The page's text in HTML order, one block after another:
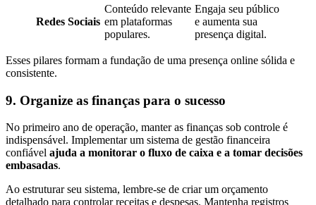
Redes Sociais
Conteúdo relevante
em plataformas
populares.
Engaja seu público
e aumenta sua
presença digital.
Esses pilares formam a fundação de uma presença online sólida e
consistente.
9. Organize as finanças para o sucesso
No primeiro ano de operação, manter as finanças sob controle é
indispensável. Implementar um sistema de gestão financeira
confiável ajuda a monitorar o fluxo de caixa e a tomar decisões
embasadas.
Ao estruturar seu sistema, lembre-se de criar um orçamento
detalhado para controlar receitas e despesas. Mantenha registros